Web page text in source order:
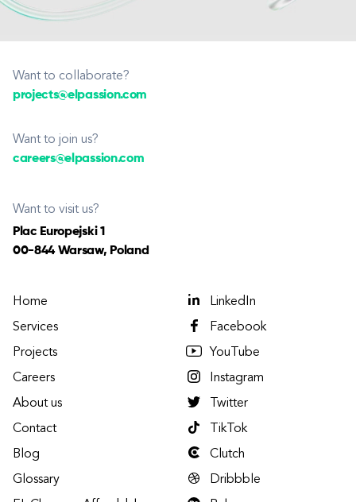
Want to collaborate?
projects@elpassion.com
Want to join us?
careers@elpassion.com
Want to visit us?
Plac Europejski 1
00-844 Warsaw, Poland
Home
Services
Projects
Careers
About us
Contact
Blog
Glossary
LinkedIn
Facebook
YouTube
Instagram
Twitter
TikTok
Clutch
Dribbble